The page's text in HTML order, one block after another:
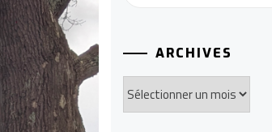
ARCHIVES
Archives